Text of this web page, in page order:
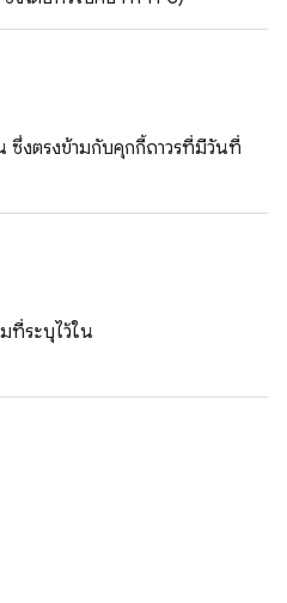
ซึ่งตรงข้ามกับคุกกี้ถาวรที่มีวันที่
ที่ระบุไว้ใน